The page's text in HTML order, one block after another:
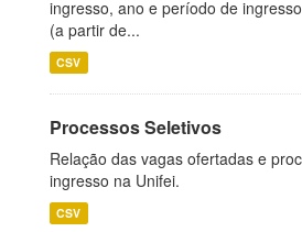
ingresso, ano e período de
(a partir de...
CSV
Processos Seletivos
Relação das vagas ofertadas e
ingresso na Unifei.
CSV